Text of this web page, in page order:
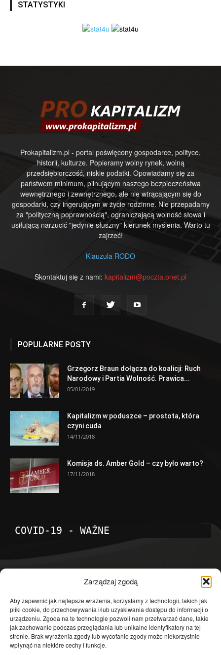
Zarządzaj zgodą
Aby zapewnić jak najlepsze wrażenia, korzystamy z technologii, takich jak
pliki cookie, do przechowywania i/lub uzyskiwania dostępu do informacji o
urządzeniu. Zgoda na te technologie pozwoli nam przetwarzać dane, takie
jak zachowanie podczas przeglądania lub unikalne identyfikatory na tej
stronie. Brak wyrażenia zgody lub wycofanie zgody może niekorzystnie
wpłynąć na niektóre cechy i funkcje.
STATYSTYKI
Prokapitalizm.pl - portal poświęcony gospodarce, polityce,
historii, kulturze. Popieramy wolny rynek, wolną
przedsiębiorczość, niskie podatki. Opowiadamy się za
państwem minimum, pilnującym naszego bezpieczeństwa
wewnętrznego i zewnętrznego, ale nie wtrącającym się do
gospodarki, czy ingerującym w życie rodzinne. Nie przepadamy
za "polityczną poprawnością", ograniczającą wolność słowa i
usiłującą narzucić "jedynie słuszny" kierunek myślenia. Warto tu
zajrzeć!
Klauzula RODO
Skontaktuj się z nami: kapitalizm@poczta.onet.pl
POPULARNE POSTY
Grzegorz Braun dołącza do koalicji: Ruch
Narodowy i Partia Wolność. Prawica...
05/01/2019
Kapitalizm w poduszce – prostota, która
czyni cuda
14/11/2018
Komisja ds. Amber Gold – czy było warto?
17/11/2018
COVID-19 - WAŻNE
Temat dnia
4601
Publicystyka
4363
Polityka
3639
Polska